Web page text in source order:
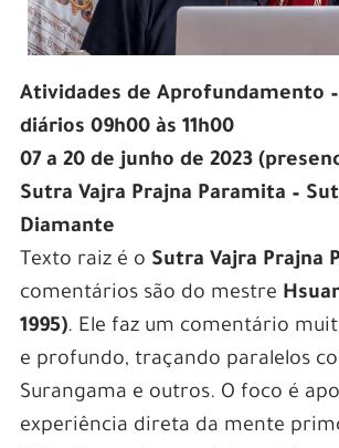
Atividades de Aprofundamento
diários 09h00 às 11h00
07 a 20 de junho de 2023
Sutra Vajra Prajna Paramita –
Diamante
Texto raiz é o Sutra Vajra Prajna
comentários são do mestre
1995). Ele faz um comentário
e profundo, traçando paralelos
Surangama e outros. O foco é
experiência direta da mente